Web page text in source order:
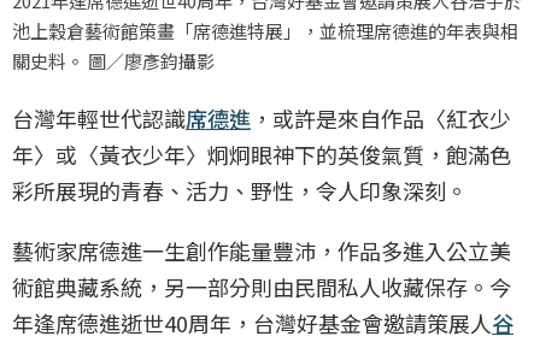
池上穀倉藝術館策畫「席德進特展」，並梳理席德進的年表與相
關史料。 圖／廖彥鈞攝影
台灣年輕世代認識席德進 ，或許是來自作品〈紅衣少
年〉或〈黃衣少年〉炯炯眼神下的英俊氣質，飽滿色
彩所展現的青春、活力、野性，令人印象深刻。
藝術家席德進一生創作能量豐沛，作品多進入公立美
術館典藏系統，另一部分則由民間私人收藏保存。今
年逢席德進逝世40周年，台灣好基金會邀請策展人谷